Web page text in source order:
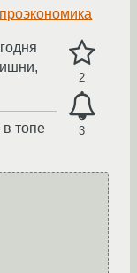
2
3
в топе